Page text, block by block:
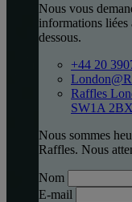
Nous vous
informations liées
dessous.
+44 20
Raffles
SW1A
Nous sommes
Raffles. Nous
Nom
E-mail